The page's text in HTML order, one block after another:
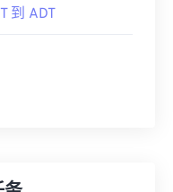
到 ADT